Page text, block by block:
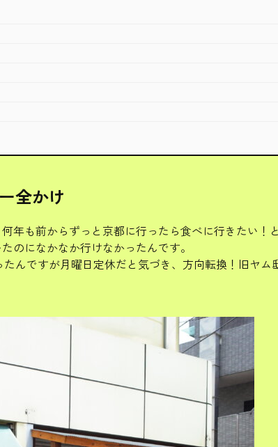
全かけ
年も前からずっと京都に行ったら食べに行きたい！
のになかなか行けなかったんです。
んですが月曜日定休だと気づき、方向転換！旧ヤム